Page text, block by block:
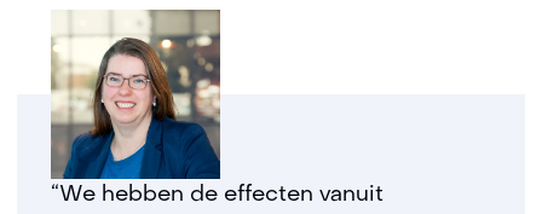
“We hebben de effecten vanuit